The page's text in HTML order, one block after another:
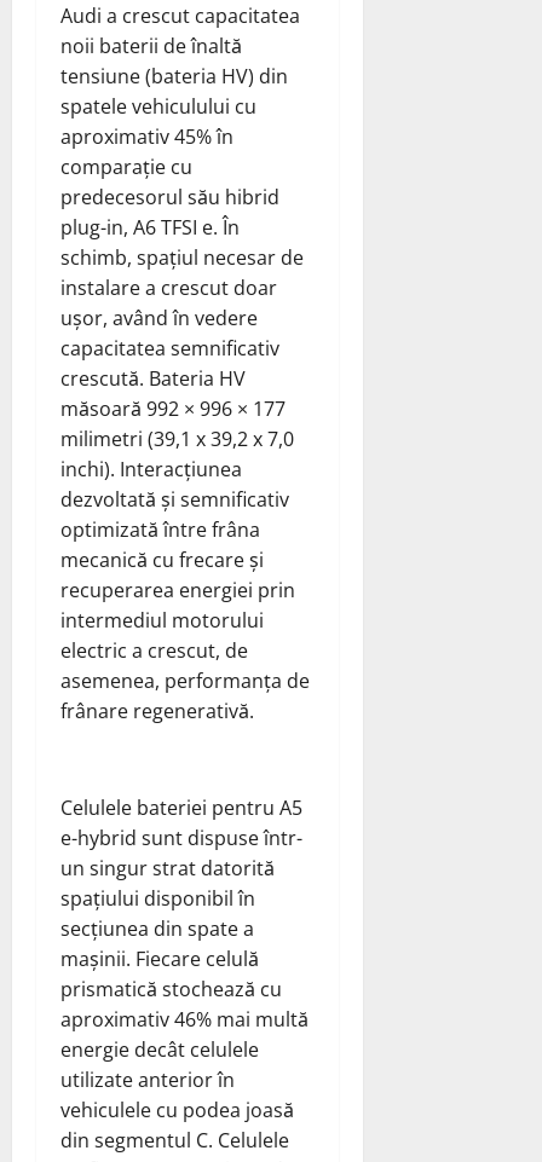
Audi a crescut capacitatea
noii baterii de înaltă
tensiune (bateria HV) din
spatele vehiculului cu
aproximativ 45% în
comparație cu
predecesorul său hibrid
plug-in, A6 TFSI e. În
schimb, spațiul necesar de
instalare a crescut doar
ușor, având în vedere
capacitatea semnificativ
crescută. Bateria HV
măsoară 992 × 996 × 177
milimetri (39,1 x 39,2 x 7,0
inchi). Interacțiunea
dezvoltată și semnificativ
optimizată între frâna
mecanică cu frecare și
recuperarea energiei prin
intermediul motorului
electric a crescut, de
asemenea, performanța de
frânare regenerativă.
Celulele bateriei pentru A5
e-hybrid sunt dispuse într-
un singur strat datorită
spațiului disponibil în
secțiunea din spate a
mașinii. Fiecare celulă
prismatică stochează cu
aproximativ 46% mai multă
energie decât celulele
utilizate anterior în
vehiculele cu podea joasă
din segmentul C. Celulele